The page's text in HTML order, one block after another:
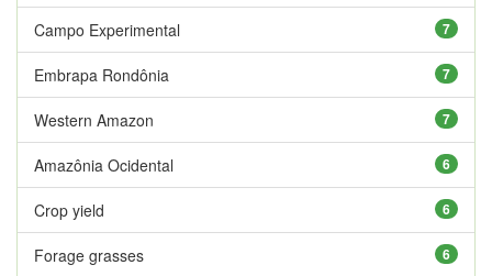
7
Campo Experimental
7
Embrapa Rondônia
7
Western Amazon
6
Amazônia Ocidental
6
Crop yield
6
Forage grasses